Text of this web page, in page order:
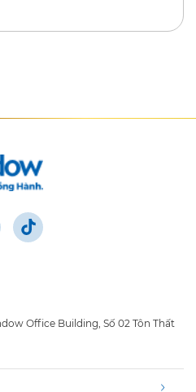
Office Building, Số 02 Tôn Thất